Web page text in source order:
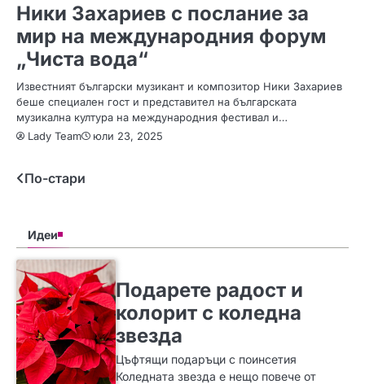
Ники Захариев с послание за
мир на международния форум
„Чиста вода“
Известният български музикант и композитор Ники Захариев
беше специален гост и представител на българската
музикална култура на международния фестивал и…
Lady Team
юли 23, 2025
Навигация
По-стари
Идеи
Подарете радост и
колорит с коледна
звезда
Цъфтящи подаръци с поинсетия
Коледната звезда е нещо повече от